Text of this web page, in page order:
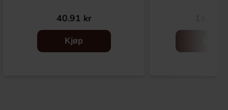
40.91 kr
Kjøp